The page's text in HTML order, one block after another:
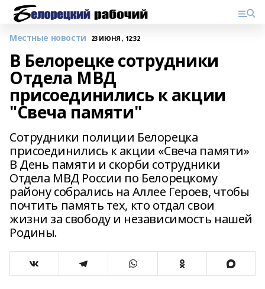
Местные новости 23 ИЮНЯ , 12:32
В Белорецке сотрудники
Отдела МВД
присоединились к акции
"Свеча памяти"
Сотрудники полиции Белорецка
присоединились к акции «Свеча памяти»
В День памяти и скорби сотрудники
Отдела МВД России по Белорецкому
району собрались на Аллее Героев, чтобы
почтить память тех, кто отдал свои
жизни за свободу и независимость нашей
Родины.